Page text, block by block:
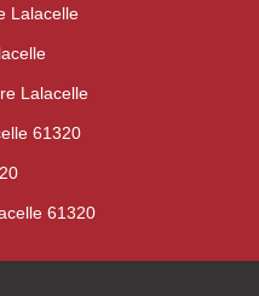
Lalacelle
Lalacelle
61320
61320